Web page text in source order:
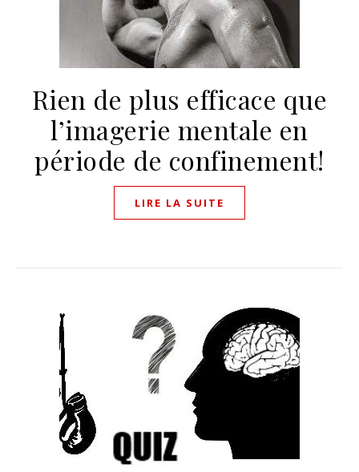
Rien de plus efficace que
l’imagerie mentale en
période de confinement!
LIRE LA SUITE